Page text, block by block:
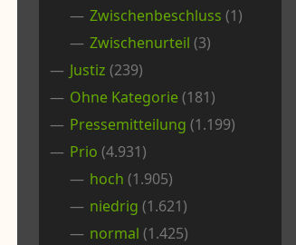
Zwischenbeschluss (1)
Zwischenurteil (3)
Justiz (239)
Ohne Kategorie(181)
Pressemitteilung (1.199)
Prio (4.931)
hoch (1.905)
niedrig (1.621)
normal (1.425)